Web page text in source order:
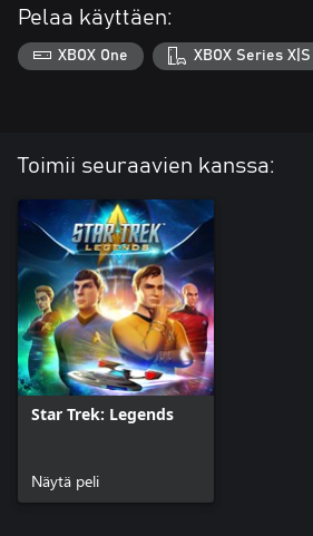
Pelaa käyttäen:
XBOX One XBOX Series X|S
Toimii seuraavien kanssa:
Star Trek: Legends
Näytä peli